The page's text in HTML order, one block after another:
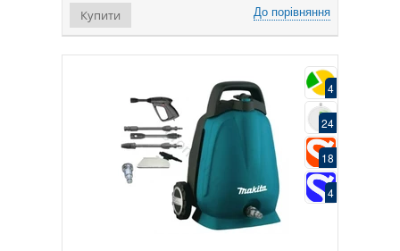
До порівняння
Купити
4
24
18
4